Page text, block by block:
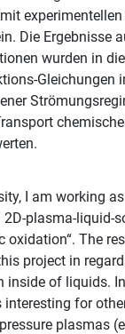
Die Ergebnisse
wurden in
Gleichungen
I am working
2D-plasma-liquid-
oxidation“. The
project in
inside of liquids.
for
plasmas